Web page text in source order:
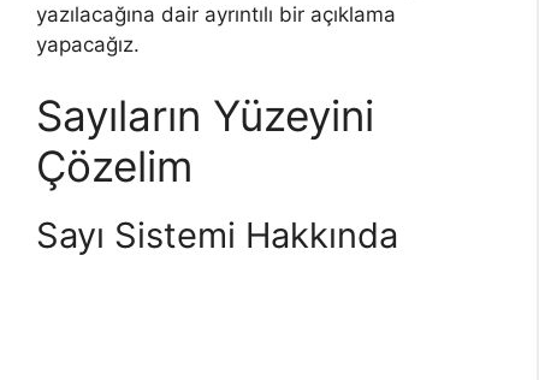
yazılacağına dair ayrıntılı bir açıklama
yapacağız.
Sayıların Yüzeyini
Çözelim
Sayı Sistemi Hakkında